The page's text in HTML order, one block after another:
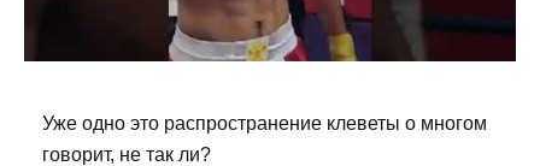
Уже одно это распространение клеветы о многом
говорит, не так ли?